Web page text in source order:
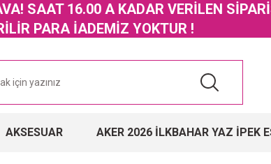
SAAT 16.00 A KADAR VERİLEN
PARA İADEMİZ YOKTUR !
AKSESUAR AKER 2026 İLKBAHAR YAZ İPEK